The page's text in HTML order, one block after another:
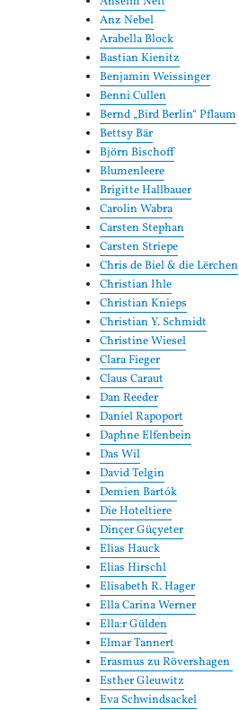
Anz Nebel
Arabella Block
Bastian Kienitz
Benjamin Weissinger
Benni Cullen
Bernd „Bird Berlin“ Pflaum
Bettsy Bär
Björn Bischoff
Blumenleere
Brigitte Hallbauer
Carolin Wabra
Carsten Stephan
Carsten Striepe
Chris de Biel & die Lërchen
Christian Ihle
Christian Knieps
Christian Y. Schmidt
Christine Wiesel
Clara Fieger
Claus Caraut
Dan Reeder
Daniel Rapoport
Daphne Elfenbein
Das Wil
David Telgin
Demien Bartók
Die Hoteltiere
Dinçer Güçyeter
Elias Hauck
Elias Hirschl
Elisabeth R. Hager
Ella Carina Werner
Ella:r Gülden
Elmar Tannert
Erasmus zu Rövershagen
Esther Gleuwitz
Eva Schwindsackel